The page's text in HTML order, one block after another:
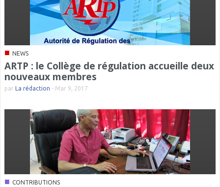
■ NEWS
ARTP : le Collège de régulation accueille deux
nouveaux membres
par La rédaction - Mar 9, 2017
■ CONTRIBUTIONS